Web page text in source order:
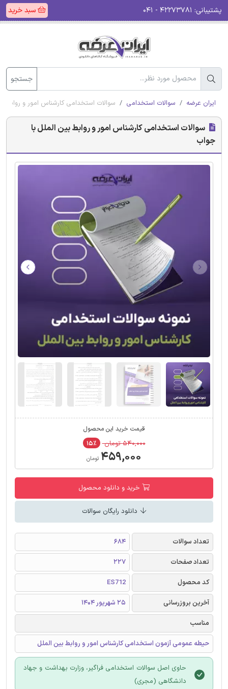
پشتیبانی: سبد خرید
جستجو
ایران عرضه سوالات استخدامی سوالات استخدامی کارشناس امور و روابط
سوالات استخدامی کارشناس امور و روابط بین الملل با
جواب
قیمت خرید این محصول
۵۴۰,۰۰۰ تومان ۱۵٪
۴۵۹,۰۰۰ تومان
خرید و دانلود محصول
دانلود رایگان سوالات
تعداد سوالات
684
تعداد صفحات
227
کد محصول
ES712
آخرین بروزرسانی
25 شهریور 1404
مناسب
حیطه عمومی آزمون استخدامی کارشناس امور و روابط بین الملل
حاوی اصل سوالات استخدامی فراگیر، وزارت بهداشت و جهاد
دانشگاهی (مجری)